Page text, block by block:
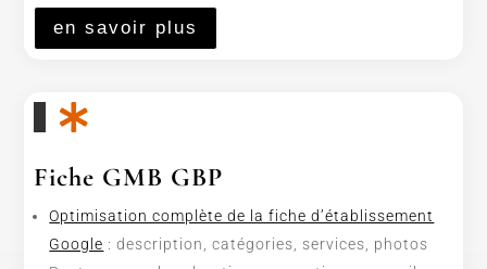
en savoir plus

Fiche GMB GBP
Optimisation complète de la fiche d’établissement
Google : description, catégories, services, photos